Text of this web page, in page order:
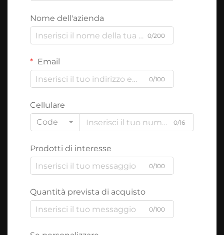
Nome dell'azienda
0/200
Email
0/100
Cellulare
Code
0/16
Prodotti di interesse
0/100
Quantità prevista di acquisto
0/100